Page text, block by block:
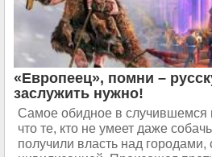
«Европеец», помни –
заслужить нужно!
Самое обидное в случившемся
что те, кто не умеет даже
получили власть над